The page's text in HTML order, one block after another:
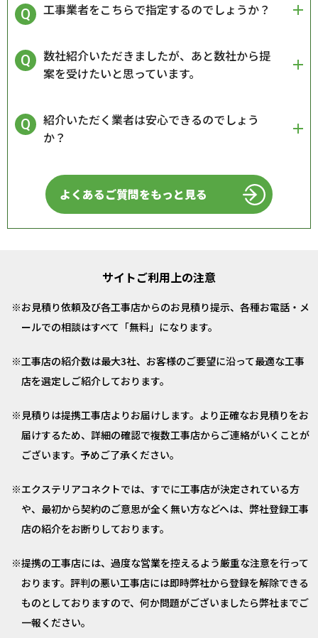
工事業者をこちらで指定するのでしょうか？
数社紹介いただきましたが、あと数社から提
案を受けたいと思っています。
紹介いただく業者は安心できるのでしょう
か？
よくあるご質問をもっと見る
サイトご利用上の注意
お見積り依頼及び各工事店からのお見積り提示、各種お電話・メ
ールでの相談はすべて「無料」になります。
工事店の紹介数は最大3社、お客様のご要望に沿って最適な工事
店を選定しご紹介しております。
見積りは提携工事店よりお届けします。より正確なお見積りをお
届けするため、詳細の確認で複数工事店からご連絡がいくことが
ございます。予めご了承ください。
エクステリアコネクトでは、すでに工事店が決定されている方
や、最初から契約のご意思が全く無い方などへは、弊社登録工事
店の紹介をお断りしております。
提携の工事店には、過度な営業を控えるよう厳重な注意を行って
おります。評判の悪い工事店には即時弊社から登録を解除できる
ものとしておりますので、何か問題がございましたら弊社までご
一報ください。